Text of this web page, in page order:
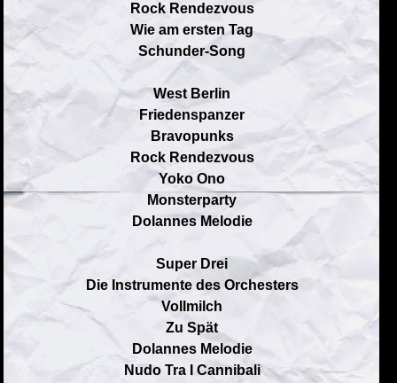
Rock Rendezvous
Wie am ersten Tag
Schunder-Song
West Berlin
Friedenspanzer
Bravopunks
Rock Rendezvous
Yoko Ono
Monsterparty
Dolannes Melodie
Super Drei
Die Instrumente des Orchesters
Vollmilch
Zu Spät
Dolannes Melodie
Nudo Tra I Cannibali